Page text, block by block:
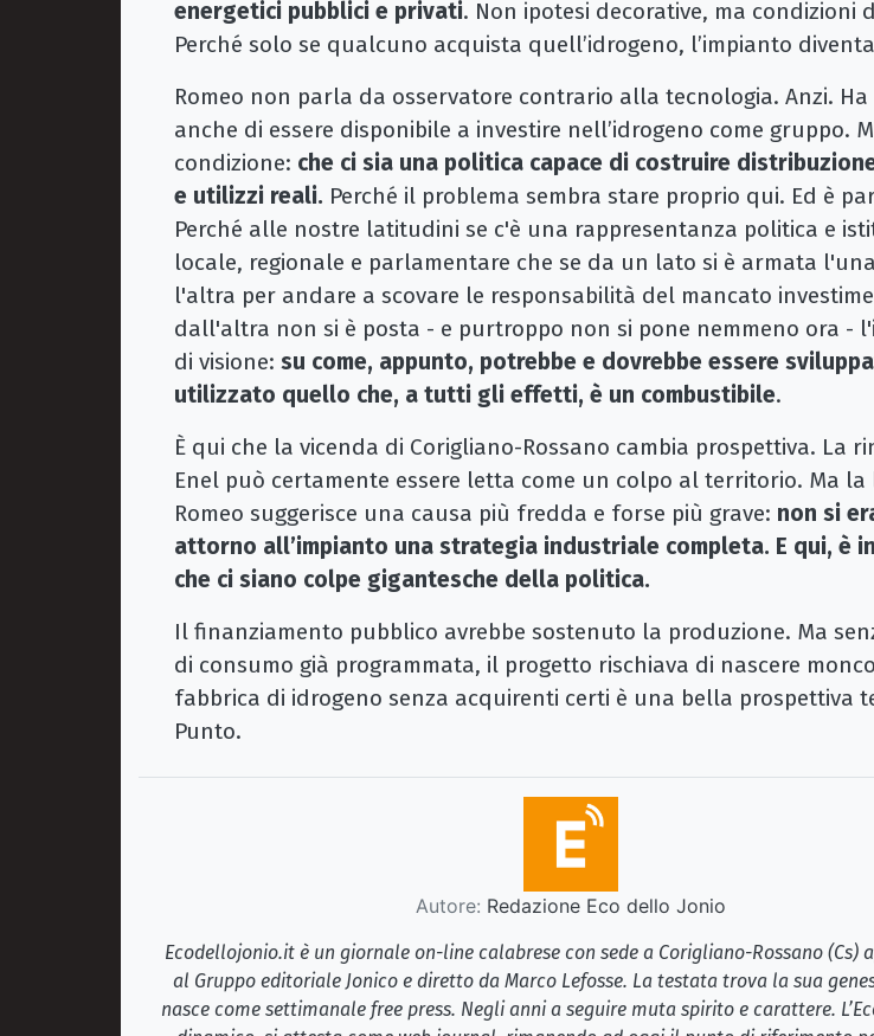
energetici pubblici e privati. Non ipotesi decorative, ma condizioni
Perché solo se qualcuno acquista quell’idrogeno, l’impianto
Romeo non parla da osservatore contrario alla tecnologia. Anzi.
anche di essere disponibile a investire nell’idrogeno come gruppo.
condizione: che ci sia una politica capace di costruire
e utilizzi reali. Perché il problema sembra stare proprio qui. Ed è
Perché alle nostre latitudini se c'è una rappresentanza politica e
locale, regionale e parlamentare che se da un lato si è armata
l'altra per andare a scovare le responsabilità del mancato
dall'altra non si è posta - e purtroppo non si pone nemmeno ora -
di visione: su come, appunto, potrebbe e dovrebbe essere
utilizzato quello che, a tutti gli effetti, è un combustibile.
È qui che la vicenda di Corigliano-Rossano cambia prospettiva. La
Enel può certamente essere letta come un colpo al territorio. Ma
Romeo suggerisce una causa più fredda e forse più grave: non si
attorno all’impianto una strategia industriale completa. E qui, è
che ci siano colpe gigantesche della politica.
Il finanziamento pubblico avrebbe sostenuto la produzione. Ma
di consumo già programmata, il progetto rischiava di nascere
fabbrica di idrogeno senza acquirenti certi è una bella prospettiva
Punto.
Autore: Redazione Eco dello Jonio
Ecodellojonio.it è un giornale on-line calabrese con sede a Corigliano-Rossano (Cs)
al Gruppo editoriale Jonico e diretto da Marco Lefosse. La testata trova la sua
nasce come settimanale free press. Negli anni a seguire muta spirito e carattere.